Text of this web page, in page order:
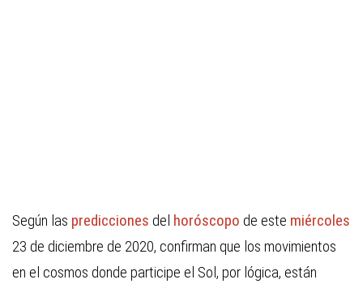
Según las predicciones del horóscopo de este miércoles
23 de diciembre de 2020, confirman que los movimientos
en el cosmos donde participe el Sol, por lógica, están